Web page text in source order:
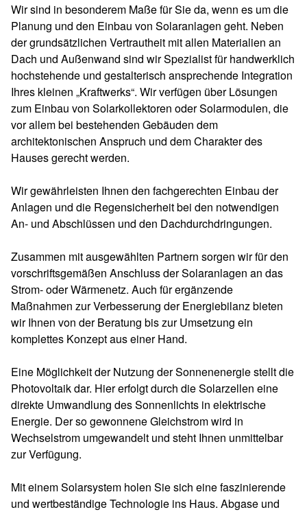
Wir sind in besonderem Maße für Sie da, wenn es um die
Planung und den Einbau von Solaranlagen geht. Neben
der grundsätzlichen Vertrautheit mit allen Materialien an
Dach und Außenwand sind wir Spezialist für handwerklich
hochstehende und gestalterisch ansprechende Integration
Ihres kleinen „Kraftwerks“. Wir verfügen über Lösungen
zum Einbau von Solarkollektoren oder Solarmodulen, die
vor allem bei bestehenden Gebäuden dem
architektonischen Anspruch und dem Charakter des
Hauses gerecht werden.
Wir gewährleisten Ihnen den fachgerechten Einbau der
Anlagen und die Regensicherheit bei den notwendigen
An- und Abschlüssen und den Dachdurchdringungen.
Zusammen mit ausgewählten Partnern sorgen wir für den
vorschriftsgemäßen Anschluss der Solaranlagen an das
Strom- oder Wärmenetz. Auch für ergänzende
Maßnahmen zur Verbesserung der Energiebilanz bieten
wir Ihnen von der Beratung bis zur Umsetzung ein
komplettes Konzept aus einer Hand.
Eine Möglichkeit der Nutzung der Sonnenenergie stellt die
Photovoltaik dar. Hier erfolgt durch die Solarzellen eine
direkte Umwandlung des Sonnenlichts in elektrische
Energie. Der so gewonnene Gleichstrom wird in
Wechselstrom umgewandelt und steht Ihnen unmittelbar
zur Verfügung.
Mit einem Solarsystem holen Sie sich eine faszinierende
und wertbeständige Technologie ins Haus. Abgase und